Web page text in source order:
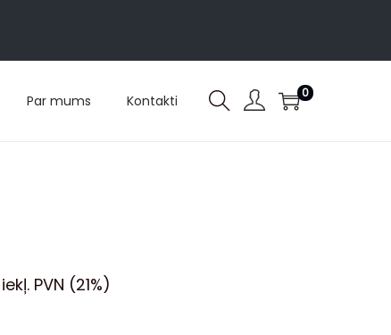
Par mums Kontakti 0
iekļ. PVN (21%)